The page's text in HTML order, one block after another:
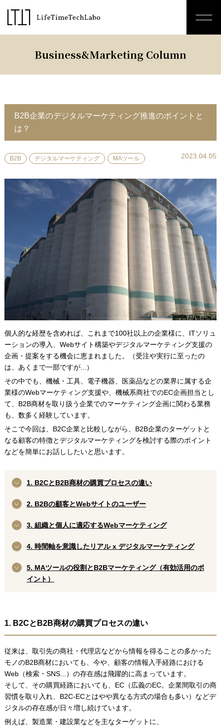
Business&Marketing Column
B2B企業のデジタルマーケティング推進のポイントと
は？
B2B デジタルマーケティング MAツール 2023.04.05
個人的な経歴を含めれば、これまで100社以上の企業様に、ITソリュ
ーションの導入、Webサイト構築やデジタルマーケティング支援の
企画・提案をする機会に恵まれました。（受注や実行に至ったの
は、あくまで一部ですが...）
その中でも、機械・工具、電子機器、医薬品などの業界に属する企
業様のWebマーケティング支援や、機械系商社でのEC企画担当とし
て、B2B商材を取り扱う企業でのマーケティング企画に関わる業務
も、数多く経験しています。
そこで今回は、B2C企業と比較しながら、B2B企業のターゲットと
なる顧客の特徴とデジタルマーケティングを検討する際のポイント
などを簡単にお話ししたいと思います。
1. B2CとB2B商材の購買プロセスの違い
2. B2Bの顧客とWebサイトのユーザー
3. 組織と個人に適応するWebマーケティング
4. 時間軸を意識したリアル x デジタルマーケティング
5. MAツールの役割とB2Bマーケティング（有効活用のポ
イント）
1. B2CとB2B商材の購買プロセスの違い
従来は、取引先の商社・代理店などから情報を得ることの多かった
モノのB2B商材においても、今や、顧客の情報入手経路における
Web（検索・SNS...）の存在感は飛躍的に高まっています。
そして、その購買経路においても、EC（広義のEC。企業間取引の商
習慣を取り入れ、B2C-ECとはやや異なる方式の場合も多い）などデ
ジタルの存在感が日々増し続けています。
例えば、製造業・建設業などを主なターゲットに、